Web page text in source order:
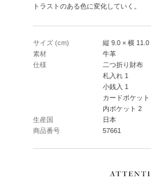
トラストのある色に変化していく。
サイズ (cm)
縦 9.0 × 横 11.0
素材
牛革
仕様
二つ折り財布
札入れ 1
小銭入 1
カードポケット
内ポケット 2
生産国
日本
商品番号
57661